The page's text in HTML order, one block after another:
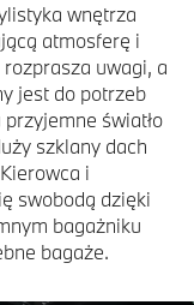
wnętrza
atmosferę i
uwagi, a
jest do potrzeb
światło
szklany dach
i
swobodą dzięki
bagażniku
bagaże.